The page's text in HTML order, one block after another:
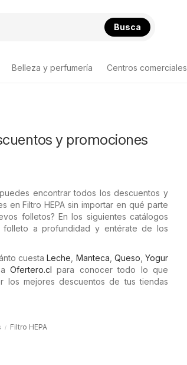
Busca
Belleza y perfumería Centros comerciales
y promociones
puedes encontrar todos los descuentos y
en Filtro HEPA sin importar en qué parte
folletos? En los siguientes catálogos
folleto a profundidad y entérate de los
cuestaLeche Manteca Queso Yogur
Ofertero.cl para conocer todo lo que
los mejores descuentos de tus tiendas
Filtro HEPA